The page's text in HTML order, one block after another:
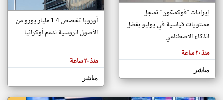
تغيير الدولة
اخبار سلطنة عُمان على مدار الساعة
أهم اخبار سلطنة عُمان العاجلة والمباشرة
المقالات
الموجوده
هنا عن
وجهة
نظر
كاتبيها.
إيرادات "فوكسكون" تسجل
مستويات قياسية في يوليو بفضل
الذكاء الاصطناعي
منذ ٢٠ ساعة
مباشر
أوروبا تخصص 1.4 مليار يورو من
الأصول الروسية لدعم أوكرانيا
منذ ٢٠ ساعة
مباشر
klyoum.com